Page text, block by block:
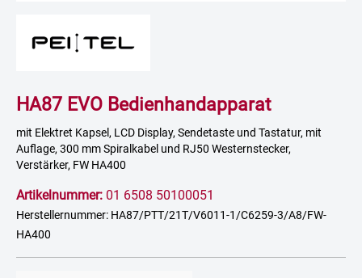
HA87 EVO Bedienhandapparat
mit Elektret Kapsel, LCD Display, Sendetaste und Tastatur, mit
Auflage, 300 mm Spiralkabel und RJ50 Westernstecker,
Verstärker, FW HA400
Artikelnummer: 01 6508 50100051
Herstellernummer: HA87/PTT/21T/V6011-1/C6259-3/A8/FW-
HA400